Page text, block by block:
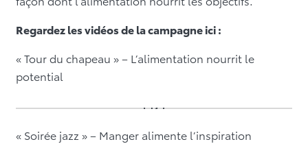
Regardez les vidéos de la campagne ici :
« Tour du chapeau » – L’alimentation nourrit le
potential
« Soirée jazz » – Manger alimente l’inspiration